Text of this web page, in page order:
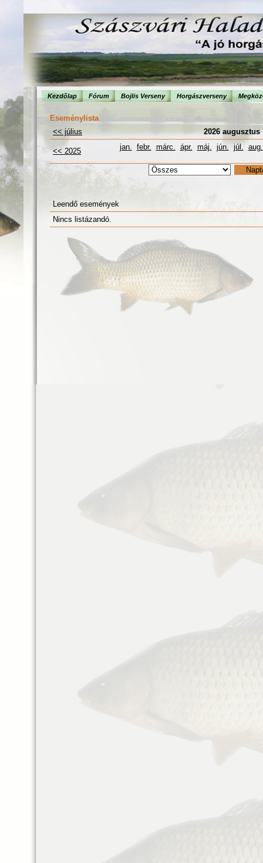
Kezdõlap Fórum Bojlis Verseny Horgászverseny
Eseménylista
<< július
2026 augusztus
<< 2025 jan. febr. márc. ápr. máj. jún. júl. aug.
Leendő események
Nincs listázandó.